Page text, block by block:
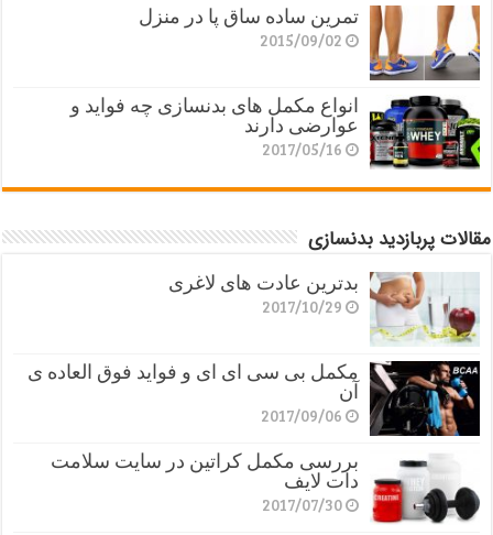
تمرین ساده ساق پا در منزل
2015/09/02
انواع مکمل های بدنسازی چه فواید و
عوارضی دارند
2017/05/16
مقالات پربازدید بدنسازی
بدترین عادت های لاغری
2017/10/29
مکمل بی سی ای ای و فواید فوق العاده ی
آن
2017/09/06
بررسی مکمل کراتین در سایت سلامت
دات لایف
2017/07/30